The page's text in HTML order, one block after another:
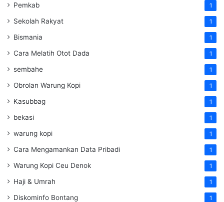
Pemkab 1
Sekolah Rakyat 1
Bismania 1
Cara Melatih Otot Dada 1
sembahe 1
Obrolan Warung Kopi 1
Kasubbag 1
bekasi 1
warung kopi 1
Cara Mengamankan Data Pribadi 1
Warung Kopi Ceu Denok 1
Haji & Umrah 1
Diskominfo Bontang 1